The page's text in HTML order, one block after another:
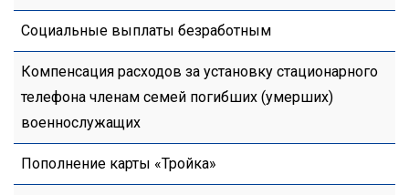
Социальные выплаты безработным
Компенсация расходов за установку стационарного
телефона членам семей погибших (умерших)
военнослужащих
Пополнение карты «Тройка»